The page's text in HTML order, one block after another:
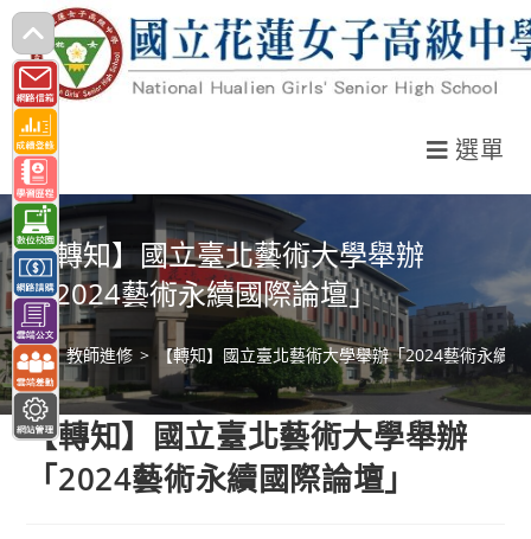
跳
轉
至
主
要
內
容
選單
【轉知】國立臺北藝術大學舉辦
「2024藝術永續國際論壇」
> 教師進修 > 【轉知】國立臺北藝術大學舉辦「2024藝術永續
【轉知】國立臺北藝術大學舉辦
「2024藝術永續國際論壇」